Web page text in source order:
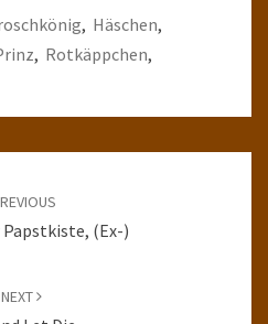
, Häschen,
, Rotkäppchen,
(Ex-)
NEXT